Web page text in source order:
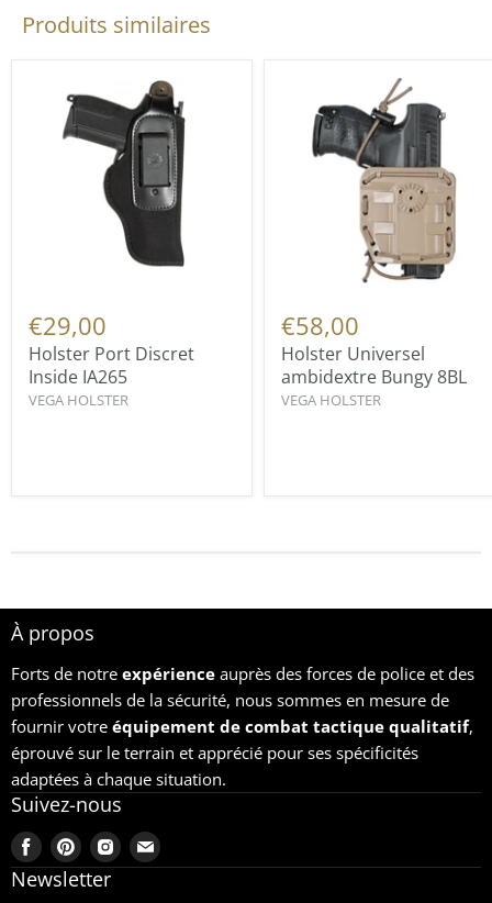
Produits similaires
€29,00
Holster Port Discret
Inside IA265
VEGA HOLSTER
€58,00
Holster Universel
ambidextre Bungy 8BL
VEGA HOLSTER
À propos
Forts de notre expérience auprès des forces de police et des
professionnels de la sécurité, nous sommes en mesure de
fournir votre équipement de combat tactique qualitatif,
éprouvé sur le terrain et apprécié pour ses spécificités
adaptées à chaque situation.
Suivez-nous
Trouvez-
nous
Trouvez-
nous
Trouvez-
nous
Trouvez-
nous
Newsletter